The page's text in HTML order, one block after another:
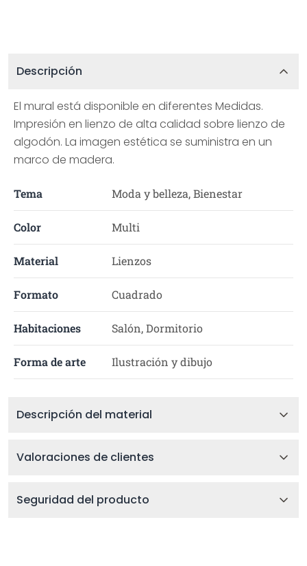
Descripción
El mural está disponible en diferentes Medidas.
Impresión en lienzo de alta calidad sobre lienzo de
algodón. La imagen estética se suministra en un
marco de madera.
Tema Moda y belleza, Bienestar
Color Multi
Material Lienzos
Formato Cuadrado
Habitaciones Salón, Dormitorio
Forma de arte Ilustración y dibujo
Descripción del material
Valoraciones de clientes
Seguridad del producto